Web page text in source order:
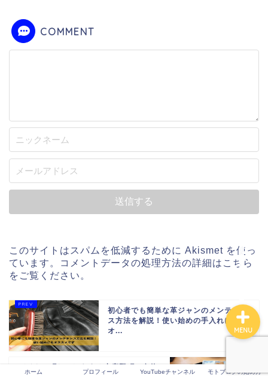
COMMENT
このサイトはスパムを低減するために Akismet を使っ
ています。
コメントデータの処理方法の詳細はこちら
をご覧ください 。
初心者でも簡単な革ジャンのメンテナン
ス方法を解説！使い始めの手入れにも
オ...
バイクで町おこしをする小鹿野町で名物
ホーム プロフィール YouTubeチャンネル モトブログの始め方
MENU
ホーム
プロフィール
モトブログの始め方